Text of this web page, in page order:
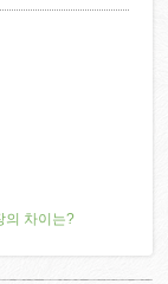
의 차이는?